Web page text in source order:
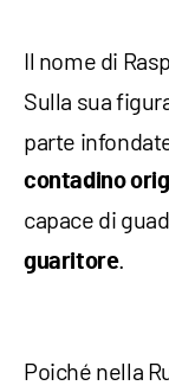
Il nome di
Sulla sua
parte
contadino
capace di
guaritore.
Poiché nella